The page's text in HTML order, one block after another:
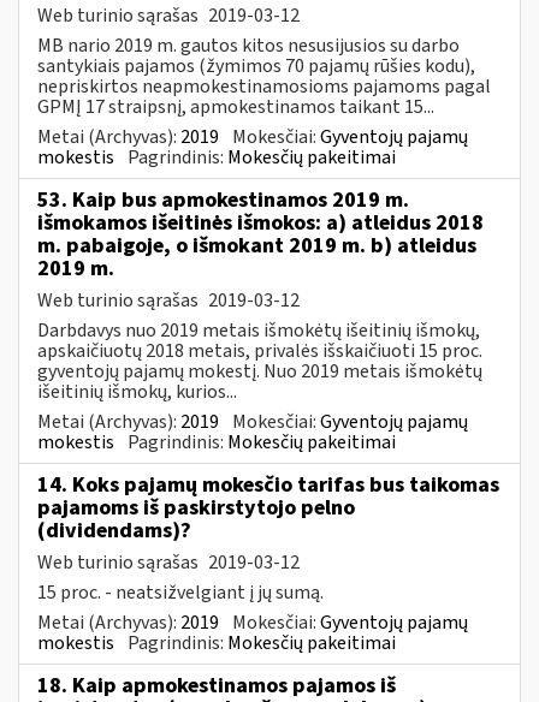
Web turinio sąrašas 2019-03-12
MB nario 2019 m. gautos kitos nesusijusios su darbo
santykiais pajamos (žymimos 70 pajamų rūšies kodu),
nepriskirtos neapmokestinamosioms pajamoms pagal
GPMĮ 17 straipsnį, apmokestinamos taikant 15...
Metai (Archyvas): 2019 Mokesčiai:Gyventojų pajamų
mokestis Pagrindinis: Mokesčių pakeitimai
53. Kaip bus apmokestinamos 2019 m.
išmokamos išeitinės išmokos: a) atleidus 2018
m. pabaigoje, o išmokant 2019 m. b) atleidus
2019 m.
Web turinio sąrašas 2019-03-12
Darbdavys nuo 2019 metais išmokėtų išeitinių išmokų,
apskaičiuotų 2018 metais, privalės išskaičiuoti 15 proc.
gyventojų pajamų mokestį. Nuo 2019 metais išmokėtų
išeitinių išmokų, kurios...
Metai (Archyvas): 2019 Mokesčiai:Gyventojų pajamų
mokestis Pagrindinis: Mokesčių pakeitimai
14. Koks pajamų mokesčio tarifas bus taikomas
pajamoms iš paskirstytojo pelno
(dividendams)?
Web turinio sąrašas 2019-03-12
15 proc. - neatsižvelgiant į jų sumą.
Metai (Archyvas): 2019 Mokesčiai:Gyventojų pajamų
mokestis Pagrindinis: Mokesčių pakeitimai
18. Kaip apmokestinamos pajamos iš